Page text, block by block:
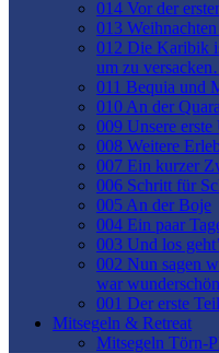
014 Vor der
013
012 Die Karibik
um zu
011 Bequia und
010 An der
009 Unsere
008 Weitere
007 Ein kurzer
006 Schritt für
005 An der Boje
004 Ein paar
003 Und los
002 Nun sagen
war
001 Der erste
Mitsegeln & Retreat
Mitsegeln Törn-